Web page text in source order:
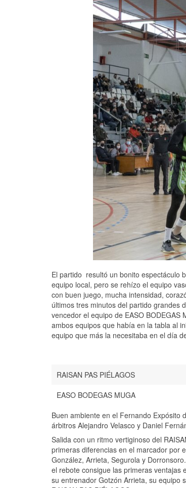
El partido resultó un bonito espectáculo
equipo local, pero se rehízo el equipo
con buen juego, mucha intensidad,
últimos tres minutos del partido grandes
vencedor el equipo de EASO
ambos equipos que había en la tabla al
equipo que más la necesitaba en el día
RAISAN PAS PIÉLAGOS
EASO BODEGAS MUGA
Buen ambiente en el Fernando Expósito
árbitros Alejandro Velasco y Daniel
Salida con un ritmo vertiginoso del
primeras diferencias en el marcador por
González, Arrieta, Segurola y
el rebote consigue las primeras ventajas
su entrenador Gotzón Arrieta, su equipo